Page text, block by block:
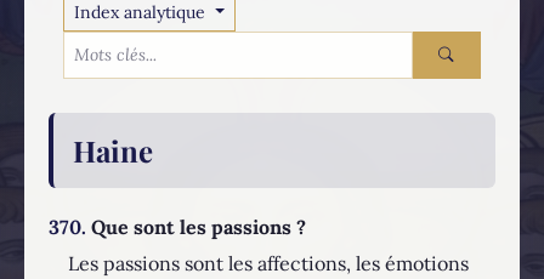
Index analytique
Haine
370. Que sont les passions ?
Les passions sont les affections, les émotions